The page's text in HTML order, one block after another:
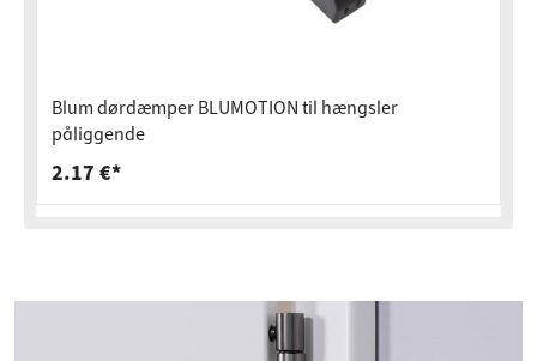
Blum dørdæmper BLUMOTION til hængsler
påliggende
2.17 €*